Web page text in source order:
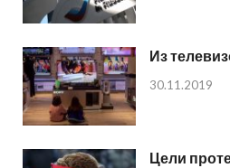
Из
30.11.2019
Цели